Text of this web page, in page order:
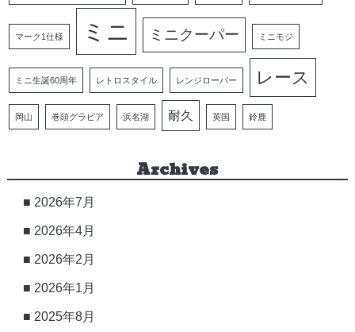
マーク1仕様 ミニ ミニクーパー ミニモジ
ミニ生誕60周年 レトロスタイル レンジローバー レース
岡山 巻頭グラビア 浜名湖 耐久 英国 鈴鹿
Archives
2026年7月
2026年4月
2026年2月
2026年1月
2025年8月